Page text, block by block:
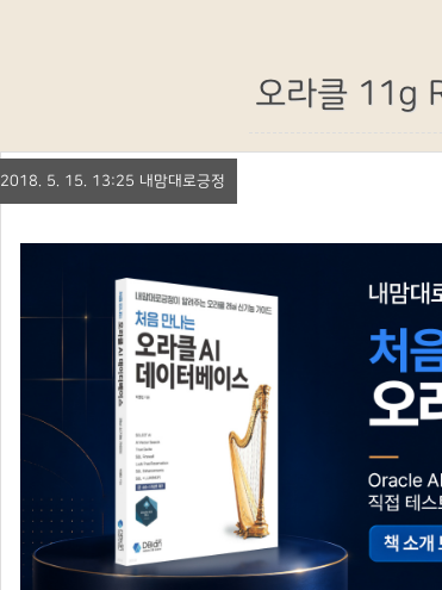
오라클 11g
2018. 5. 15. 13:25 내맘대로긍정